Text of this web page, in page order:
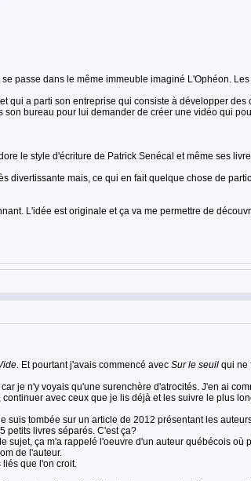
passe dans le même immeuble imaginé L'Ophéon.
qui a parti son entreprise qui consiste à développer
bureau pour lui demander de créer une vidéo qui
le style d'écriture de Patrick Senécal et même ses
divertissante mais, ce qui en fait quelque chose de
L'idée est originale et ça va me permettre de
. Et pourtant j'avais commencé avec Sur le seuilqui ne
je n'y voyais qu'une surenchère d'atrocités. J'en ai
avec ceux que je lis déjà et les suivre le plus
suis tombée sur un article de 2012 présentant les
petits livres séparés. C'est ça?
sujet, ça m'a rappelé l'oeuvre d'un auteur québécois
de l'auteur.
que l'on croit.